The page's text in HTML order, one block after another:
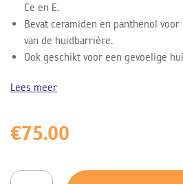
Ce en E.
Bevat ceramiden en panthenol
van de huidbarrière.
Ook geschikt voor een gevoelige
Lees meer
€75.00